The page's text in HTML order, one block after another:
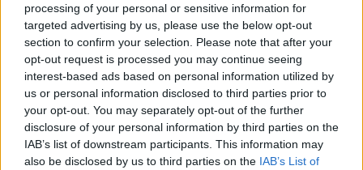
processing of your personal or sensitive information for
targeted advertising by us, please use the below opt-out
section to confirm your selection. Please note that after your
opt-out request is processed you may continue seeing
interest-based ads based on personal information utilized by
us or personal information disclosed to third parties prior to
your opt-out. You may separately opt-out of the further
disclosure of your personal information by third parties on the
IAB’s list of downstream participants. This information may
also be disclosed by us to third parties on the IAB’s List of